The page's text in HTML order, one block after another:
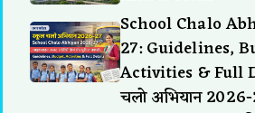
School Chalo
27: Guidelines,
Activities & Full
चलो अभियान